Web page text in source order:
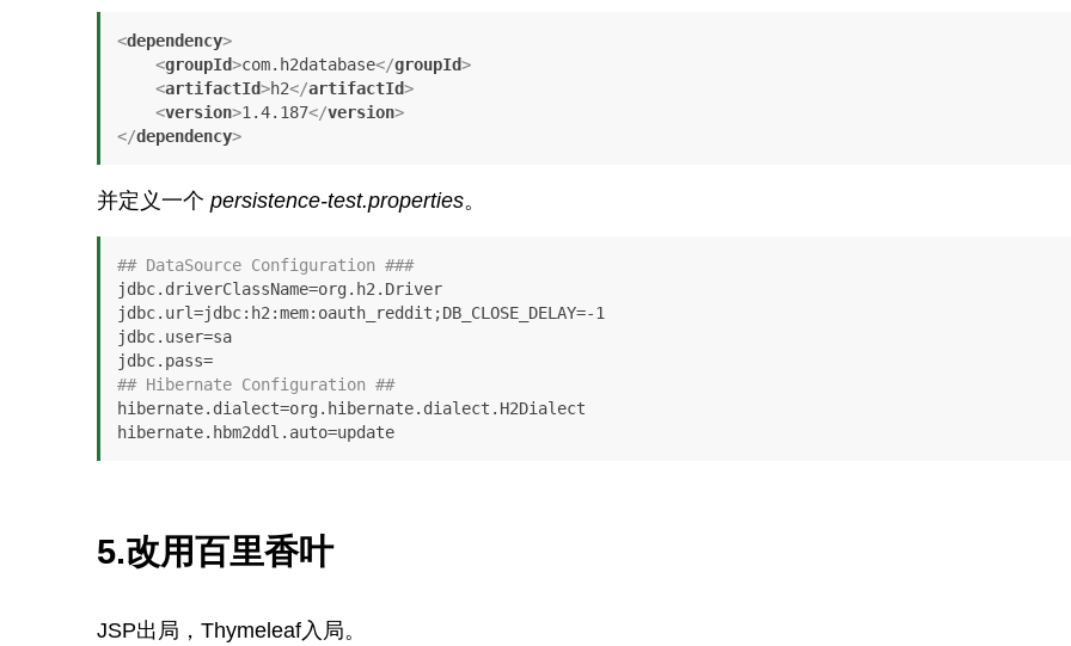
<dependency>
<groupId>com.h2database</groupId>
<artifactId>h2</artifactId>
<version>1.4.187</version>
</dependency>
并定义一个 persistence-test.properties。
## DataSource Configuration ###
jdbc.driverClassName=org.h2.Driver
jdbc.url=jdbc:h2:mem:oauth_reddit;DB_CLOSE_DELAY=-1
jdbc.user=sa
jdbc.pass=
## Hibernate Configuration ##
hibernate.dialect=org.hibernate.dialect.H2Dialect
hibernate.hbm2ddl.auto=update
5.改用百里香叶
JSP出局，Thymeleaf入局。